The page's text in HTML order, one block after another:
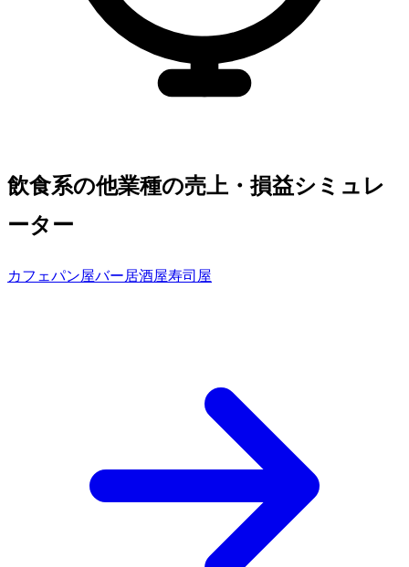
飲食系の他業種の売上・損益シミュレ
ーター
カフェパン屋バー居酒屋寿司屋